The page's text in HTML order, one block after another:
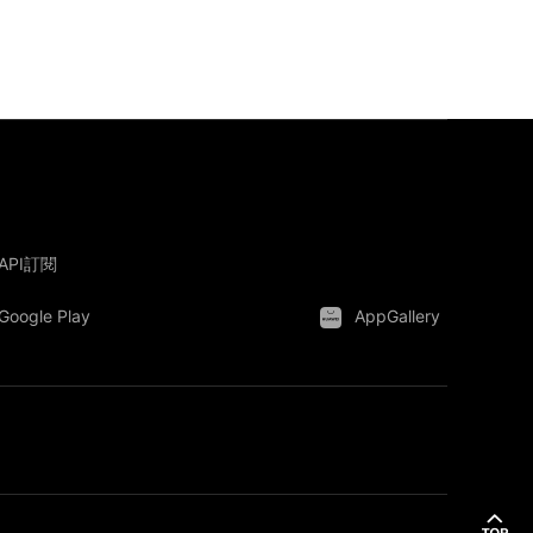
訂閱
Play AppGallery